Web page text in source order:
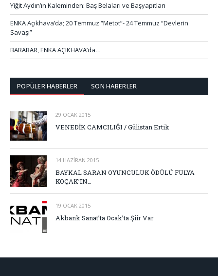
Yiğit Aydın’ın Kaleminden: Baş Belaları ve Başyapıtları
ENKA Açıkhava’da; 20 Temmuz “Metot”- 24 Temmuz “Devlerin
Savaşı”
BARABAR, ENKA AÇIKHAVA’da…
POPÜLER HABERLER SON HABERLER
29 OCAK 2015
VENEDİK CAMCILIĞI / Gülistan Ertik
14 HAZIRAN 2015
BAYKAL SARAN OYUNCULUK ÖDÜLÜ FULYA
KOÇAK’IN…
19 OCAK 2015
Akbank Sanat’ta Ocak’ta Şiir Var